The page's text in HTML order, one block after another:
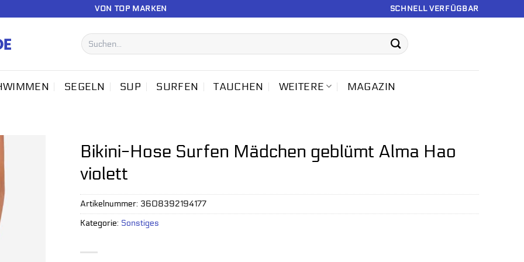
VON TOP MARKEN SCHNELL VERFÜGBAR
Suchen
nach:
SEGELN SUP SURFEN TAUCHEN WEITERE MAGAZIN
Bikini-Hose Surfen Mädchen geblümt Alma Hao
violett
Artikelnummer: 3608392194177
Kategorie: Sonstiges